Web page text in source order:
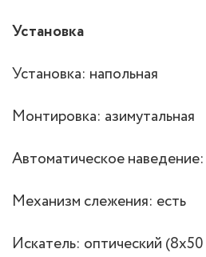
Установка
Установка: напольная
Монтировка: азимутальная
Автоматическое
Механизм слежения: есть
Искатель: оптический